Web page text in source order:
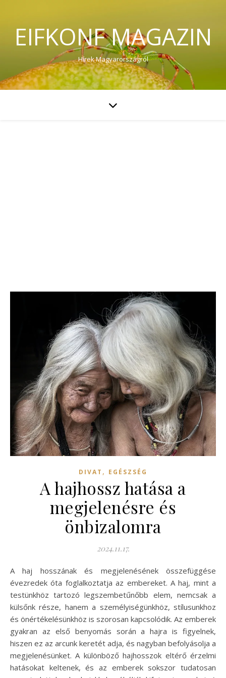
EIFKONF MAGAZIN
Hírek Magyarországról
DIVAT , EGÉSZSÉG
A hajhossz hatása a
megjelenésre és
önbizalomra
2024.11.17.
A haj hosszának és megjelenésének összefüggése
évezredek óta foglalkoztatja az embereket. A haj, mint a
testünkhöz tartozó legszembetűnőbb elem, nemcsak a
külsőnk része, hanem a személyiségünkhöz, stílusunkhoz
és önértékelésünkhöz is szorosan kapcsolódik. Az emberek
gyakran az első benyomás során a hajra is figyelnek,
hiszen ez az arcunk keretét adja, és nagyban befolyásolja a
megjelenésünket. A különböző hajhosszok eltérő érzelmi
hatásokat keltenek, és az emberek sokszor tudatosan